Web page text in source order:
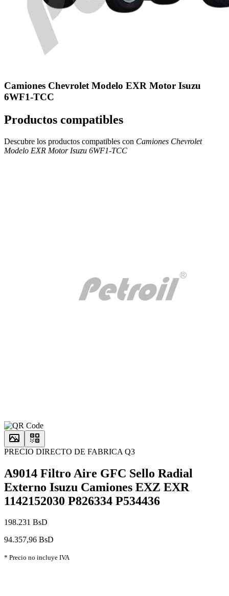
Camiones Chevrolet Modelo EXR Motor Isuzu
6WF1-TCC
Productos compatibles
Descubre los productos compatibles con Camiones Chevrolet
Modelo EXR Motor Isuzu 6WF1-TCC
PRECIO DIRECTO DE FABRICA Q3
A9014 Filtro Aire GFC Sello Radial
Externo Isuzu Camiones EXZ EXR
1142152030 P826334 P534436
198.231 BsD
94.357,96 BsD
* Precio no incluye IVA